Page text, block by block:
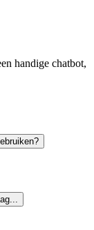
handige chatbot,